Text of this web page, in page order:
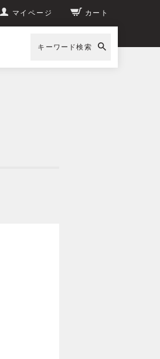
マイページ カート
キーワード検索